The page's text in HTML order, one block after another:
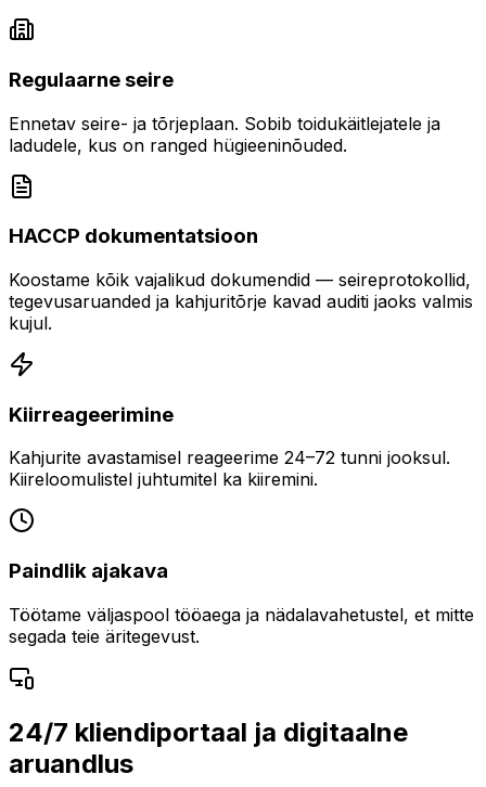
Regulaarne seire
Ennetav seire- ja tõrjeplaan. Sobib toidukäitlejatele ja
ladudele, kus on ranged hügieeninõuded.
HACCP dokumentatsioon
Koostame kõik vajalikud dokumendid — seireprotokollid,
tegevusaruanded ja kahjuritõrje kavad auditi jaoks valmis
kujul.
Kiirreageerimine
Kahjurite avastamisel reageerime 24–72 tunni jooksul.
Kiireloomulistel juhtumitel ka kiiremini.
Paindlik ajakava
Töötame väljaspool tööaega ja nädalavahetustel, et mitte
segada teie äritegevust.
24/7 kliendiportaal ja digitaalne
aruandlus